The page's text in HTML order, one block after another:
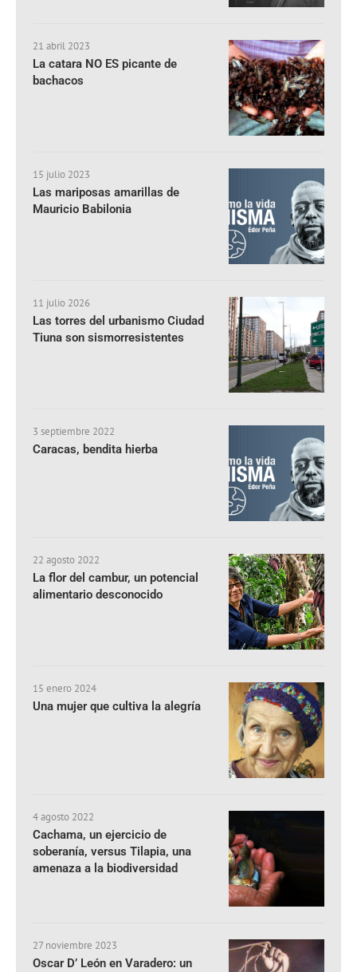
21 abril 2023
La catara NO ES picante de
bachacos
15 julio 2023
Las mariposas amarillas de
Mauricio Babilonia
11 julio 2026
Las torres del urbanismo Ciudad
Tiuna son sismorresistentes
3 septiembre 2022
Caracas, bendita hierba
22 agosto 2022
La flor del cambur, un potencial
alimentario desconocido
15 enero 2024
Una mujer que cultiva la alegría
4 agosto 2022
Cachama, un ejercicio de
soberanía, versus Tilapia, una
amenaza a la biodiversidad
27 noviembre 2023
Oscar D’ León en Varadero: un